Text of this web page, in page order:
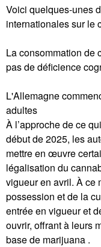
Voici quelques-unes
internationales sur le
La consommation de
pas de déficience
L'Allemagne
adultes
À l’approche de ce
début de 2025, les
mettre en œuvre
légalisation du
vigueur en avril. À ce
possession et de la
entrée en vigueur et
ouvrir, offrant à leurs
base de marijuana .